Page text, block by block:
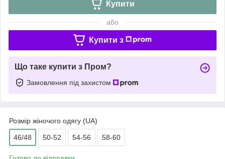
Купити
або
Купити з
Що таке купити з Пром?
Замовлення під захистом
Розмір жіночого одягу (UA)
46/48 50-52 54-56 58-60